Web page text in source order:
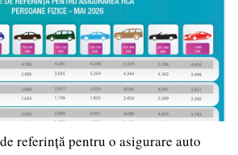
referință pentru o asigurare auto